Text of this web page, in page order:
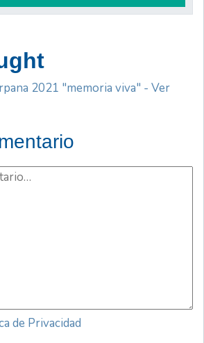
2021 "memoria viva" - Ver
de Privacidad